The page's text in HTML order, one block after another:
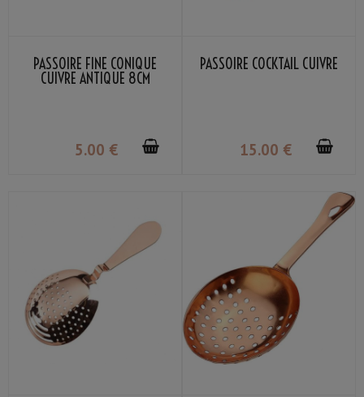
PASSOIRE FINE CONIQUE
CUIVRE ANTIQUE 8CM
5.00 €
PASSOIRE COCKTAIL CUIVRE
15.00 €